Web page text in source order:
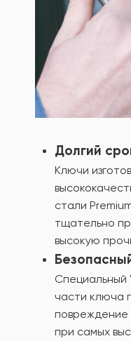
Долгий
Ключи
стали
тщательно
высокую
Специальный
части ключа
повреждение
при самых